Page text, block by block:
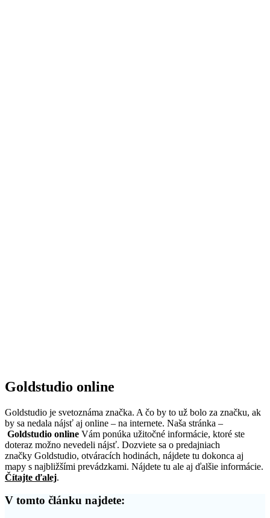
Goldstudio online
Goldstudio je svetoznáma značka. A čo by to už bolo za značku, ak
by sa nedala nájsť aj online – na internete. Naša stránka –
Goldstudio online Vám ponúka užitočné informácie, ktoré ste
doteraz možno nevedeli nájsť. Dozviete sa o predajniach
značky Goldstudio, otváracích hodinách, nájdete tu dokonca aj
mapy s najbližšími prevádzkami. Nájdete tu ale aj ďalšie informácie.
Čítajte ďalej.
V tomto článku najdete: